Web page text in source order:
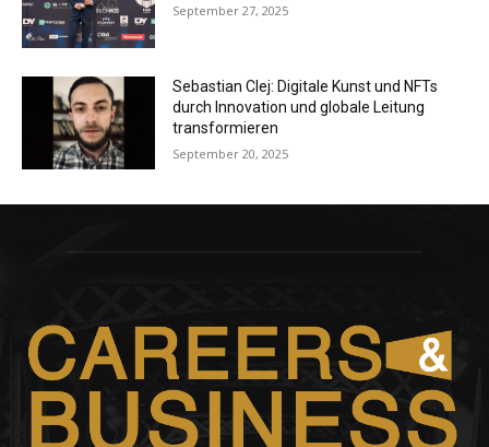
September 27, 2025
Sebastian Clej: Digitale Kunst und NFTs
durch Innovation und globale Leitung
transformieren
September 20, 2025